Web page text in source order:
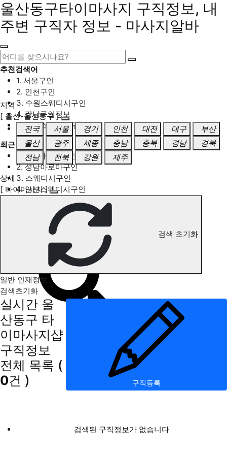
울산동구타이마사지 구직정보, 내
주변 구직자 정보 - 마사지알바
추천검색어
1. 서울구인
2. 인천구인
3. 수원스웨디시구인
4. 강남구인정보
5. 동탄스웨디시구인
최근검색어
1. 일산마사지구인
2. 성남아로마구인
3. 스웨디시구인
4. 안산스웨디시구인
울산동구 타이마사지 구직정보
지역
[ 울산-울산동구 ]
전국
서울 경기 인천 대전 대구
부산
울산
광주 세종 충남 충북 경남
경북
전남
전북 강원 제주
상세
[ 타이마사지 ]
검색 초기화
일반 인재정보
검색초기화
실시간 울
산동구 타
이마사지샵
구직정보
전체 목록 (
0건 ) 구직등록
검색된 구직정보가 없습니다